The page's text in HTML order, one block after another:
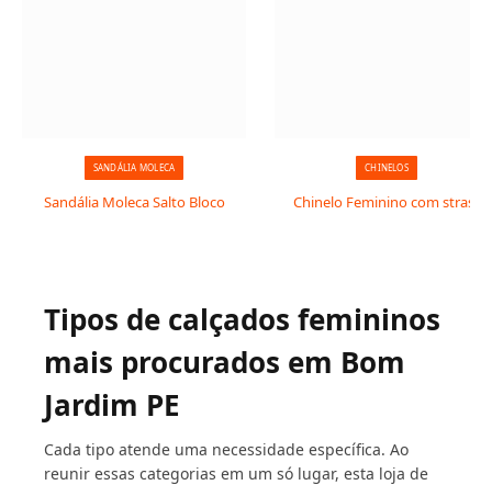
SANDÁLIA MOLECA
Sandália Moleca Salto Bloco
CHINELOS
Chinelo Feminino com strass
Tipos de calçados femininos
mais procurados em Bom
Jardim PE
Cada tipo atende uma necessidade específica. Ao
reunir essas categorias em um só lugar, esta loja de